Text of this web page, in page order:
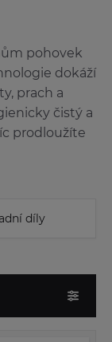
pohovek
dokáží
prach a
čistý a
prodloužíte
díly